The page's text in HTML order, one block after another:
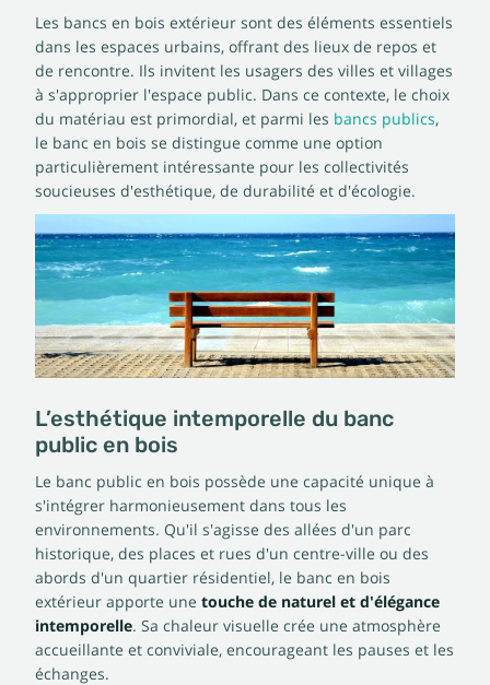
Les bancs en bois extérieur sont des éléments essentiels
dans les espaces urbains, offrant des lieux de repos et
de rencontre. Ils invitent les usagers des villes et villages
à s'approprier l'espace public. Dans ce contexte, le choix
du matériau est primordial, et parmi les bancs publics,
le banc en bois se distingue comme une option
particulièrement intéressante pour les collectivités
soucieuses d'esthétique, de durabilité et d'écologie.
L’esthétique intemporelle du banc
public en bois
Le banc public en bois possède une capacité unique à
s'intégrer harmonieusement dans tous les
environnements. Qu'il s'agisse des allées d'un parc
historique, des places et rues d'un centre-ville ou des
abords d'un quartier résidentiel, le banc en bois
extérieur apporte une touche de naturel et d'élégance
intemporelle. Sa chaleur visuelle crée une atmosphère
accueillante et conviviale, encourageant les pauses et les
échanges.